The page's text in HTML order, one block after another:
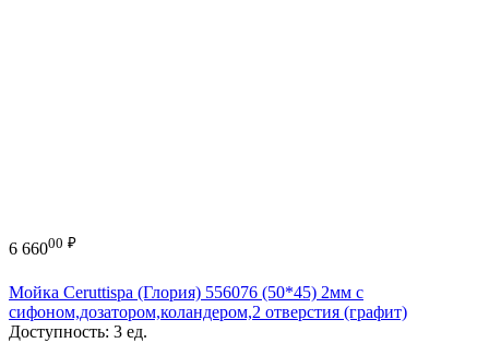
6 66000 ₽
Мойка Ceruttispa (Глория) 556076 (50*45) 2мм с
сифоном,дозатором,коландером,2 отверстия (графит)
Доступность: 3 ед.